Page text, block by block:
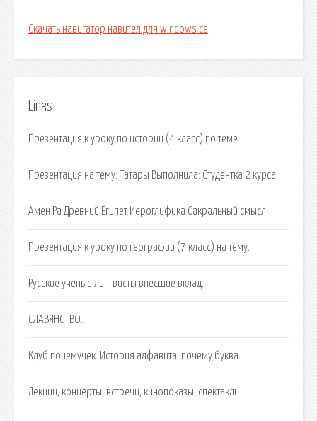
Скачать навигатор навител для windows ce
Links
Презентация к уроку по истории (4 класс) по теме.
Презентация на тему: Татары Выполнила: Студентка 2 курса.
Амен Ра Древний Египет Иероглифика Сакральный смысл.
Презентация к уроку по географии (7 класс) на тему.
Русские ученые лингвисты внесшие вклад.
СЛАВЯНСТВО.
Клуб почемучек. История алфавита: почему буква.
Лекции, концерты, встречи, кинопоказы, спектакли.